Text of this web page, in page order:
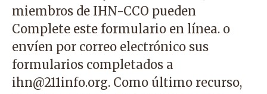
miembros de IHN-CCO pueden
Complete este formulario en línea. o
envíen por correo electrónico sus
formularios completados a
ihn@211info.org. Como último recurso,